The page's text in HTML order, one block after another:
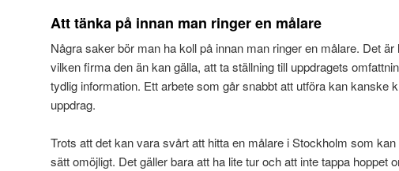
Att tänka på innan man ringer en målare
Några saker bör man ha koll på innan man ringer en målare. Det är
vilken firma den än kan gälla, att ta ställning till uppdragets
tydlig information. Ett arbete som går snabbt att utföra kan kanske
uppdrag.
Trots att det kan vara svårt att hitta en målare i Stockholm som
sätt omöjligt. Det gäller bara att ha lite tur och att inte tappa hoppet